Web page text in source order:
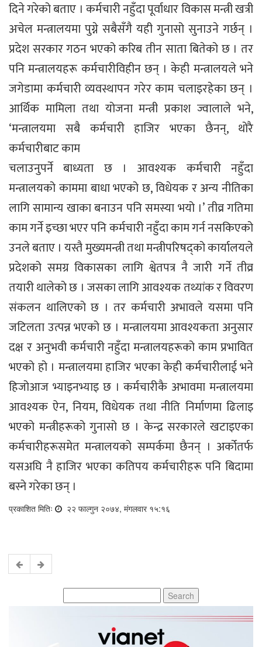
दिने गरेको बताए । कर्मचारी नहुँदा पूर्वाधार विकास मन्त्री खत्री
अचेल मन्त्रालयमा पुग्ने सबैसँगै यही गुनासो सुनाउने गर्छन् ।
प्रदेश सरकार गठन भएको करिब तीन साता बितेको छ । तर
पनि मन्त्रालयहरू कर्मचारीविहीन छन् । केही मन्त्रालयले भने
जगेडामा कर्मचारी व्यवस्थापन गरेर काम चलाइरहेका छन् ।
आर्थिक मामिला तथा योजना मन्त्री प्रकाश ज्वालाले भने,
‘मन्त्रालयमा सबै कर्मचारी हाजिर भएका छैनन्, थोरै
कर्मचारीबाट काम
चलाउनुपर्ने बाध्यता छ । आवश्यक कर्मचारी नहुँदा
मन्त्रालयको काममा बाधा भएको छ, विधेयक र अन्य नीतिका
लागि सामान्य खाका बनाउन पनि समस्या भयो ।’ तीव्र गतिमा
काम गर्ने इच्छा भएर पनि कर्मचारी नहुँदा काम गर्न नसकिएको
उनले बताए । यस्तै मुख्यमन्त्री तथा मन्त्रीपरिषद्को कार्यालयले
प्रदेशको समग्र विकासका लागि श्वेतपत्र नै जारी गर्ने तीव्र
तयारी थालेको छ । जसका लागि आवश्यक तथ्यांक र विवरण
संकलन थालिएको छ । तर कर्मचारी अभावले यसमा पनि
जटिलता उत्पन्न भएको छ । मन्त्रालयमा आवश्यकता अनुसार
दक्ष र अनुभवी कर्मचारी नहुँदा मन्त्रालयहरूको काम प्रभावित
भएको हो । मन्त्रालयमा हाजिर भएका केही कर्मचारीलाई भने
हिजोआज भ्याइनभ्याइ छ । कर्मचारीकै अभावमा मन्त्रालयमा
आवश्यक ऐन, नियम, विधेयक तथा नीति निर्माणमा ढिलाइ
भएको मन्त्रीहरूको गुनासो छ । केन्द्र सरकारले खटाइएका
कर्मचारीहरूसमेत मन्त्रालयको सम्पर्कमा छैनन् । अर्कोतर्फ
यसअघि नै हाजिर भएका कतिपय कर्मचारीहरू पनि बिदामा
बस्ने गरेका छन् ।
प्रकाशित मितिः २२ फाल्गुन २०७४, मंगलवार १५:१६
for: